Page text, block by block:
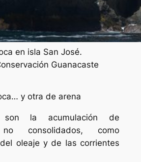
en isla San José.
Guanacaste
y otra de arena
la acumulación de
no consolidados, como
oleaje y de las corrientes